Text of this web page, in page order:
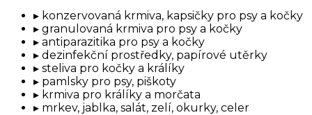
konzervovaná krmiva, kapsičky pro psy a kočky
granulovaná krmiva pro psy a kočky
antiparazitika pro psy a kočky
dezinfekční prostředky, papírové utěrky
steliva pro kočky a králíky
pamlsky pro psy, piškoty
krmiva pro králíky a morčata
mrkev, jablka, salát, zelí, okurky, celer